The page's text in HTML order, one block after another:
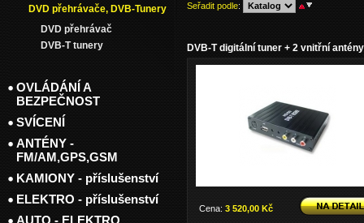
Seřadit podle:
DVB-T digitální tuner + 2 vnitřní antény
Cena: 3 520,00 Kč
DVD přehrávače, DVB-Tunery
DVD přehrávač
DVB-T tunery
OVLÁDÁNÍ A
BEZPEČNOST
SVÍCENÍ
ANTÉNY -
FM/AM,GPS,GSM
KAMIONY - příslušenství
ELEKTRO - příslušenství
AUTO - ELEKTRO